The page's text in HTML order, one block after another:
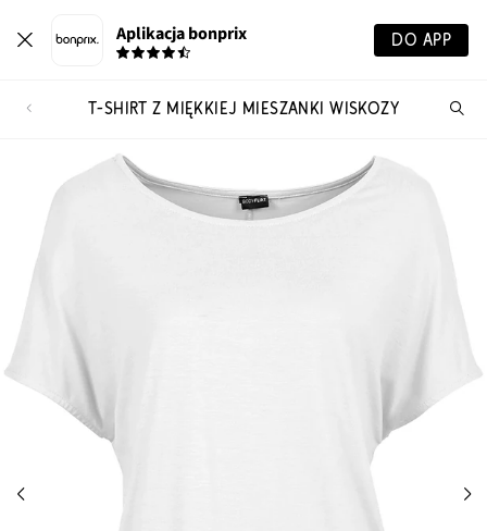
Aplikacja bonprix DO APP
T-SHIRT Z MIĘKKIEJ MIESZANKI WISKOZY